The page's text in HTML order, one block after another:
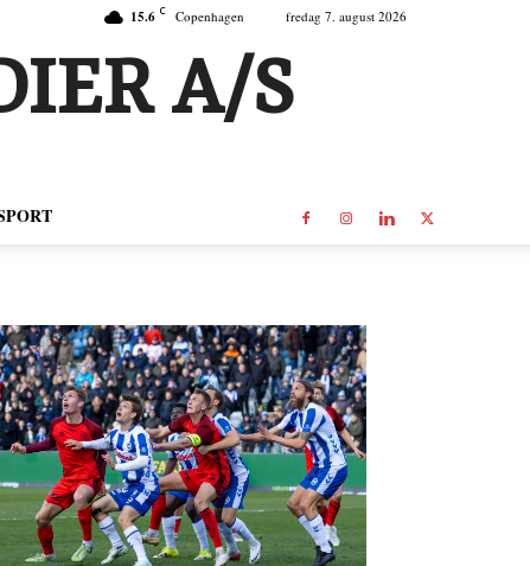
15.6 C Copenhagen fredag 7. august 2026
A/S